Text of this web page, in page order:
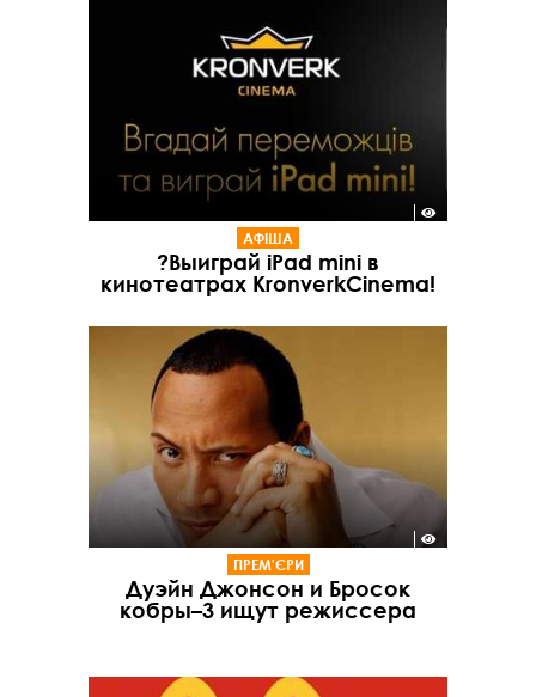
АФІША
?Выиграй iPad mini в
кинотеатрах KronverkCinema!
ПРЕМ'ЄРИ
Дуэйн Джонсон и Бросок
кобры–3 ищут режиссера